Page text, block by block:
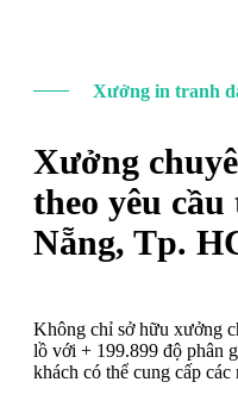
Xưởng in tranh
Xưởng
theo yêu
Nẵng, Tp.
Không chỉ sở hữu xưởng
lồ với + 199.899 độ phân
khách có thể cung cấp